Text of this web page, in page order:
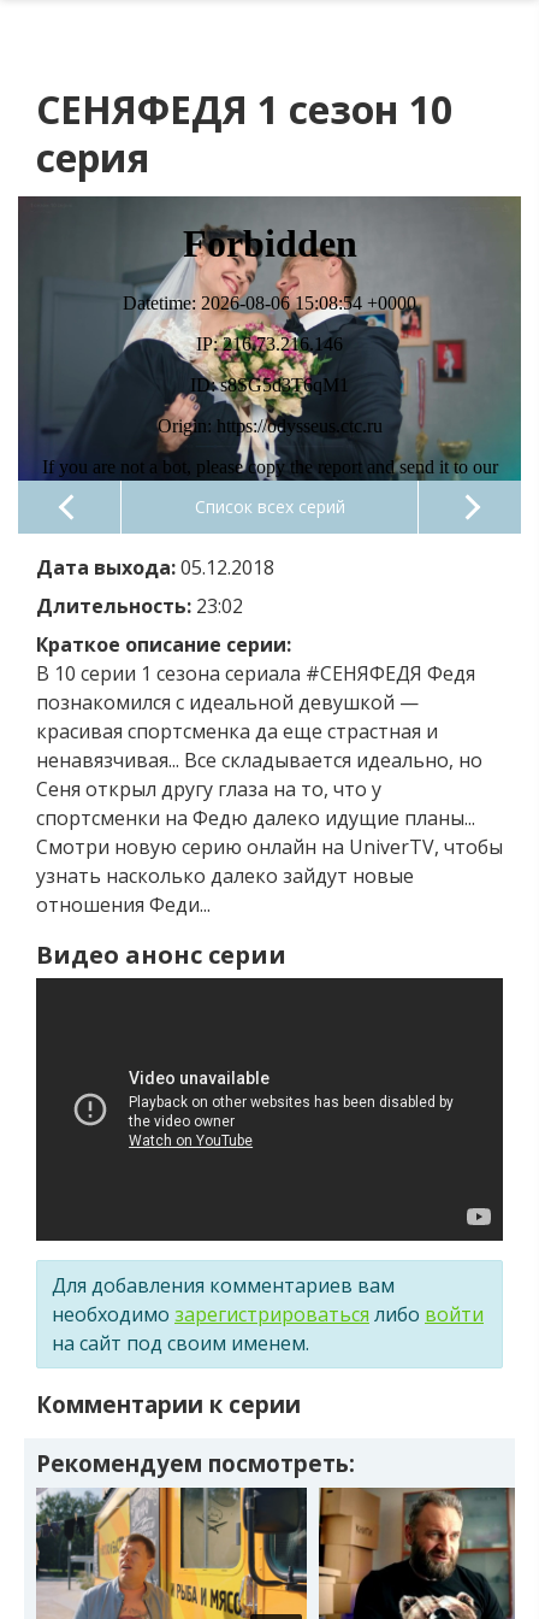
СЕНЯФЕДЯ 1 сезон 10
серия
Список всех серий
Дата выхода:05.12.2018
Длительность: 23:02
Краткое описание серии:
В 10 серии 1 сезона сериала #СЕНЯФЕДЯ Федя
познакомился с идеальной девушкой —
красивая спортсменка да еще страстная и
ненавязчивая... Все складывается идеально, но
Сеня открыл другу глаза на то, что у
спортсменки на Федю далеко идущие планы...
Смотри новую серию онлайн на UniverTV, чтобы
узнать насколько далеко зайдут новые
отношения Феди...
Видео анонс серии
Для добавления комментариев вам
необходимо зарегистрироваться либо войти
на сайт под своим именем.
Комментарии к серии
Рекомендуем посмотреть: